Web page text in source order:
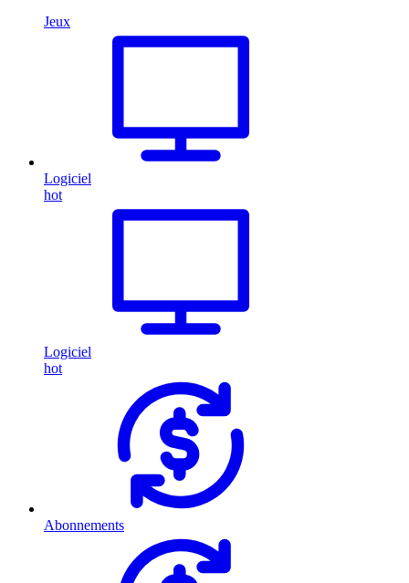
Jeux
Logiciel
hot
Logiciel
hot
Abonnements